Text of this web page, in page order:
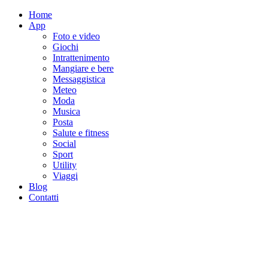
Home
App
Foto e video
Giochi
Intrattenimento
Mangiare e bere
Messaggistica
Meteo
Moda
Musica
Posta
Salute e fitness
Social
Sport
Utility
Viaggi
Blog
Contatti